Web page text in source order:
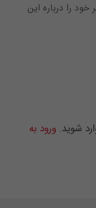
را درباره این
شوید. ورود به